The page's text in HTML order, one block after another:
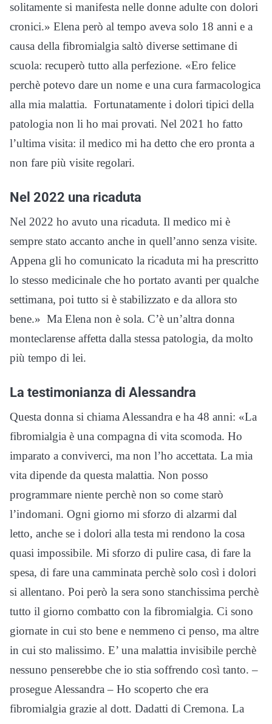
solitamente si manifesta nelle donne adulte con dolori
cronici.» Elena però al tempo aveva solo 18 anni e a
causa della fibromialgia saltò diverse settimane di
scuola: recuperò tutto alla perfezione. «Ero felice
perchè potevo dare un nome e una cura farmacologica
alla mia malattia. Fortunatamente i dolori tipici della
patologia non li ho mai provati. Nel 2021 ho fatto
l’ultima visita: il medico mi ha detto che ero pronta a
non fare più visite regolari.
Nel 2022 una ricaduta
Nel 2022 ho avuto una ricaduta. Il medico mi è
sempre stato accanto anche in quell’anno senza visite.
Appena gli ho comunicato la ricaduta mi ha prescritto
lo stesso medicinale che ho portato avanti per qualche
settimana, poi tutto si è stabilizzato e da allora sto
bene.» Ma Elena non è sola. C’è un’altra donna
monteclarense affetta dalla stessa patologia, da molto
più tempo di lei.
La testimonianza di Alessandra
Questa donna si chiama Alessandra e ha 48 anni: «La
fibromialgia è una compagna di vita scomoda. Ho
imparato a conviverci, ma non l’ho accettata. La mia
vita dipende da questa malattia. Non posso
programmare niente perchè non so come starò
l’indomani. Ogni giorno mi sforzo di alzarmi dal
letto, anche se i dolori alla testa mi rendono la cosa
quasi impossibile. Mi sforzo di pulire casa, di fare la
spesa, di fare una camminata perchè solo così i dolori
si allentano. Poi però la sera sono stanchissima perchè
tutto il giorno combatto con la fibromialgia. Ci sono
giornate in cui sto bene e nemmeno ci penso, ma altre
in cui sto malissimo. E’ una malattia invisibile perchè
nessuno penserebbe che io stia soffrendo così tanto. –
prosegue Alessandra – Ho scoperto che era
fibromialgia grazie al dott. Dadatti di Cremona. La